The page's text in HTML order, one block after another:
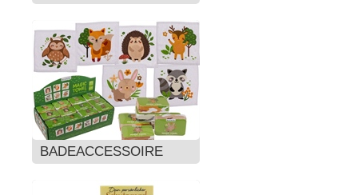
BADEACCESSOIRE